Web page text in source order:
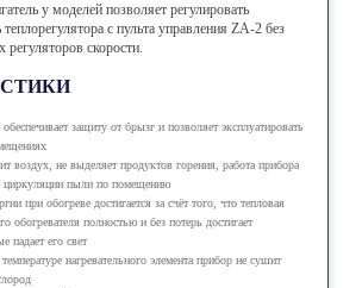
у моделей позволяет регулировать
теплорегулятора с пульта управления ZA-2 без
скорости.
защиту от брызг и позволяет эксплуатировать
воздух, не выделяет продуктов горения, работа прибора
циркуляции пыли по помещению
при обогреве достигается за счёт того, что тепловая
обогревателя полностью и без потерь достигает
падает его свет
нагревательного элемента прибор не сушит